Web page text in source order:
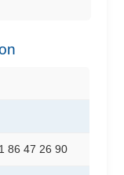
86 47 26 90